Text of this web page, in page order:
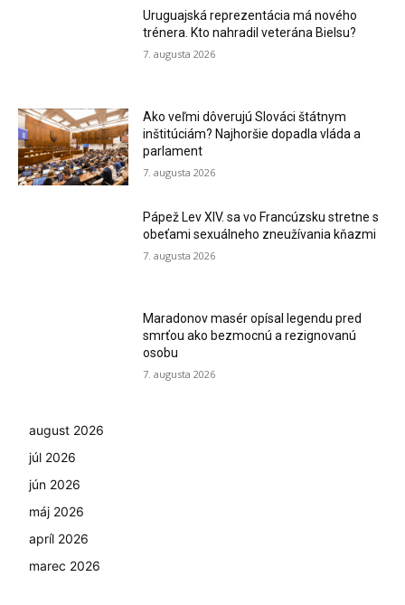
Uruguajská reprezentácia má nového
trénera. Kto nahradil veterána Bielsu?
7. augusta 2026
Ako veľmi dôverujú Slováci štátnym
inštitúciám? Najhoršie dopadla vláda a
parlament
7. augusta 2026
Pápež Lev XIV. sa vo Francúzsku stretne s
obeťami sexuálneho zneužívania kňazmi
7. augusta 2026
Maradonov masér opísal legendu pred
smrťou ako bezmocnú a rezignovanú
osobu
7. augusta 2026
august 2026
júl 2026
jún 2026
máj 2026
apríl 2026
marec 2026